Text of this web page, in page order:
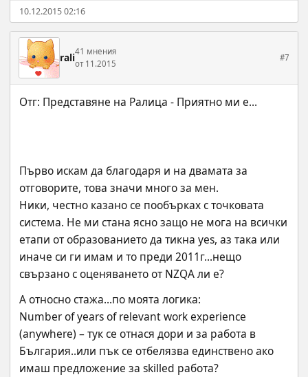
10.12.2015 02:16
rali41 мнения
от 11.2015
#7
Първо искам да благодаря и на двамата за
отговорите, това значи много за мен.
Ники, честно казано се пообърках с точковата
система. Не ми стана ясно защо не мога на всички
етапи от образованието да тикна yes, аз така или
иначе си ги имам и то преди 2011г...нещо
свързано с оценяването от NZQA ли е?
А относно стажа...по моята логика:
Number of years of relevant work experience
(anywhere) – тук се отнася дори и за работа в
България..или пък се отбелязва единствено ако
имаш предложение за skilled работа?